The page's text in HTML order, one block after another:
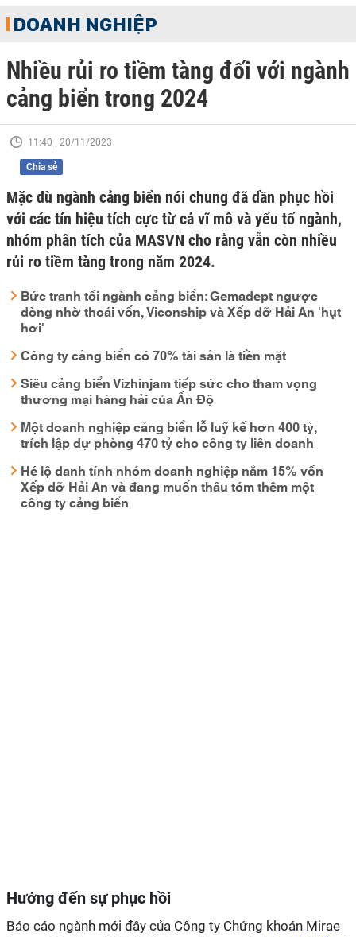
DOANH NGHIỆP
Nhiều rủi ro tiềm tàng đối với ngành
cảng biển trong 2024
11:40 | 20/11/2023
Chia sẻ
Mặc dù ngành cảng biển nói chung đã dần phục hồi
với các tín hiệu tích cực từ cả vĩ mô và yếu tố ngành,
nhóm phân tích của MASVN cho rằng vẫn còn nhiều
rủi ro tiềm tàng trong năm 2024.
Bức tranh tối ngành cảng biển: Gemadept ngược
dòng nhờ thoái vốn, Viconship và Xếp dỡ Hải An 'hụt
hơi'
Công ty cảng biển có 70% tài sản là tiền mặt
Siêu cảng biển Vizhinjam tiếp sức cho tham vọng
thương mại hàng hải của Ấn Độ
Một doanh nghiệp cảng biển lỗ luỹ kế hơn 400 tỷ,
trích lập dự phòng 470 tỷ cho công ty liên doanh
Hé lộ danh tính nhóm doanh nghiệp nắm 15% vốn
Xếp dỡ Hải An và đang muốn thâu tóm thêm một
công ty cảng biển
Hướng đến sự phục hồi
Báo cáo ngành mới đây của Công ty Chứng khoán Mirae